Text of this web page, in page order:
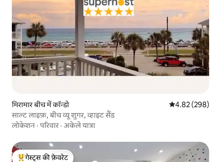
मिरामार बीच में कॉन्डो औसत रेटिंग 5 में से
4.82 (298)
साल्ट लाइफ़, बीच व्यू शुगर, व्हाइट सैंड
लोकेशन ·परिवार · अकेले यात्रा
गेस्ट्स की फ़ेवरेट